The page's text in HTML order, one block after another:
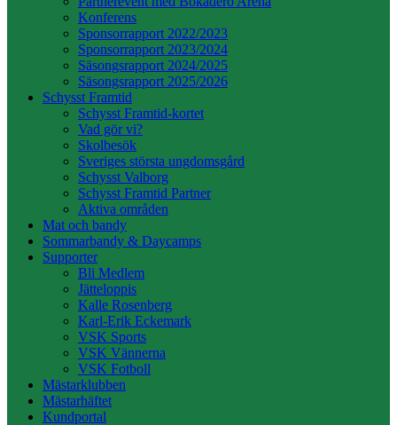
Konferens
Sponsorrapport 2022/2023
Sponsorrapport 2023/2024
Säsongsrapport 2024/2025
Säsongsrapport 2025/2026
Schysst Framtid
Schysst Framtid-kortet
Vad gör vi?
Skolbesök
Sveriges största ungdomsgård
Schysst Valborg
Schysst Framtid Partner
Aktiva områden
Mat och bandy
Sommarbandy & Daycamps
Supporter
Bli Medlem
Jätteloppis
Kalle Rosenberg
Karl-Erik Eckemark
VSK Sports
VSK Vännerna
VSK Fotboll
Mästarklubben
Mästarhäftet
Kundportal